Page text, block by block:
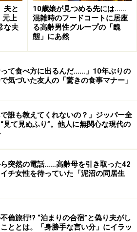
た関係があればいいのにとは思い
いう人との関係を構築する気力も
一人でいる恐怖感から眠れなくな
い方とは？
考え方も少し歪んでくるのかもし
ノブさん（52歳）だ。一人暮らし
活することは考えられない。した
肢は今のところないのだが、恋愛
ないのだという。
かと知り合って付き合うって何を
ね。若いころのようなデートはで
夫と
元上
な夫
10歳娘が見つめる先には……
混雑時のフードコートに居座
る高齢男性グループの「醜
態」にあ然
って食べ方に出るんだ……」10年ぶりの
気づいた友人の「驚きの食事マナー」
で誰も教えてくれないの？」ジッパー全
見て見ぬふり”。他人に無関心な現代の
突然の電話……高齢母を引き取った42
チ女性を待っていた「泥沼の同居生
倫旅行!? “泊まりの合宿”と偽り夫がし
ととは。「身勝手な言い分」にイラッ